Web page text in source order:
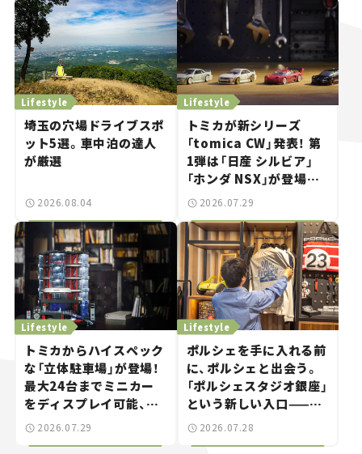
埼玉の穴場ドライブスポ
ット5選。車中泊の達人
が厳選
Lifestyle
2026.08.04
トミカが新シリーズ
「tomica CW」発表！ 第
1弾は「日産 シルビア」
「ホンダ NSX」が登場。
世界が注目す
とホビー】
Lifestyle
2026.07.29
トミカからハイスペック
な「立体駐車場」が登場！
最大24台までミニカー
をディスプレイ可能、特
別な「日産 GT-R
Lifestyle
2026.07.29
ポルシェを手に入れる前
に、ポルシェと出会う。
「ポルシェスタジオ銀座」
という新しい入口——連
載｜CCGとクルマでどう
Lifestyle
2026.07.28